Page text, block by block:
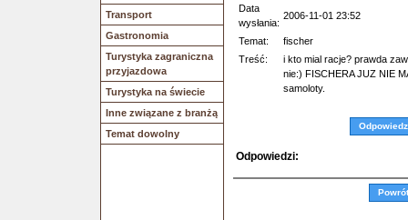
Transport
Gastronomia
Turystyka zagraniczna
przyjazdowa
Turystyka na świecie
Inne związane z branżą
Temat dowolny
Data
wysłania:
2006-11-01 23:52
Temat:
fischer
Treść:
i kto mial racje? prawda
nie:) FISCHERA JUZ NIE
samoloty.
Odpowiedz
Odpowiedzi: